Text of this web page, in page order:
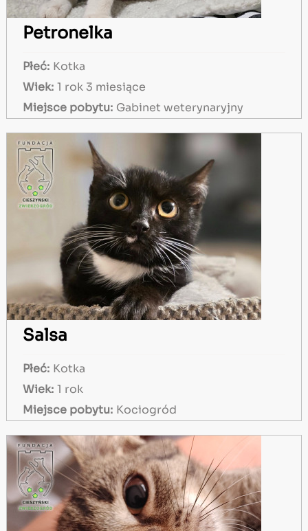
Petronelka
Płeć: Kotka
Wiek: 1 rok 3 miesiące
Miejsce pobytu: Gabinet weterynaryjny
Salsa
Płeć: Kotka
Wiek: 1 rok
Miejsce pobytu: Kociogród